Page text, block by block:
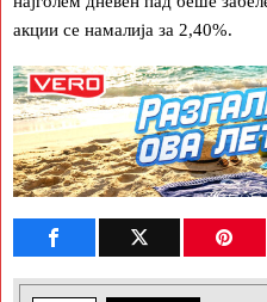
акции се намалија за 2,40%.